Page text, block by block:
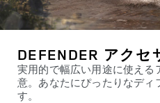
DEFENDER アクセ
実用的で幅広い用途に使える
意。あなたにぴったりなディ
す。